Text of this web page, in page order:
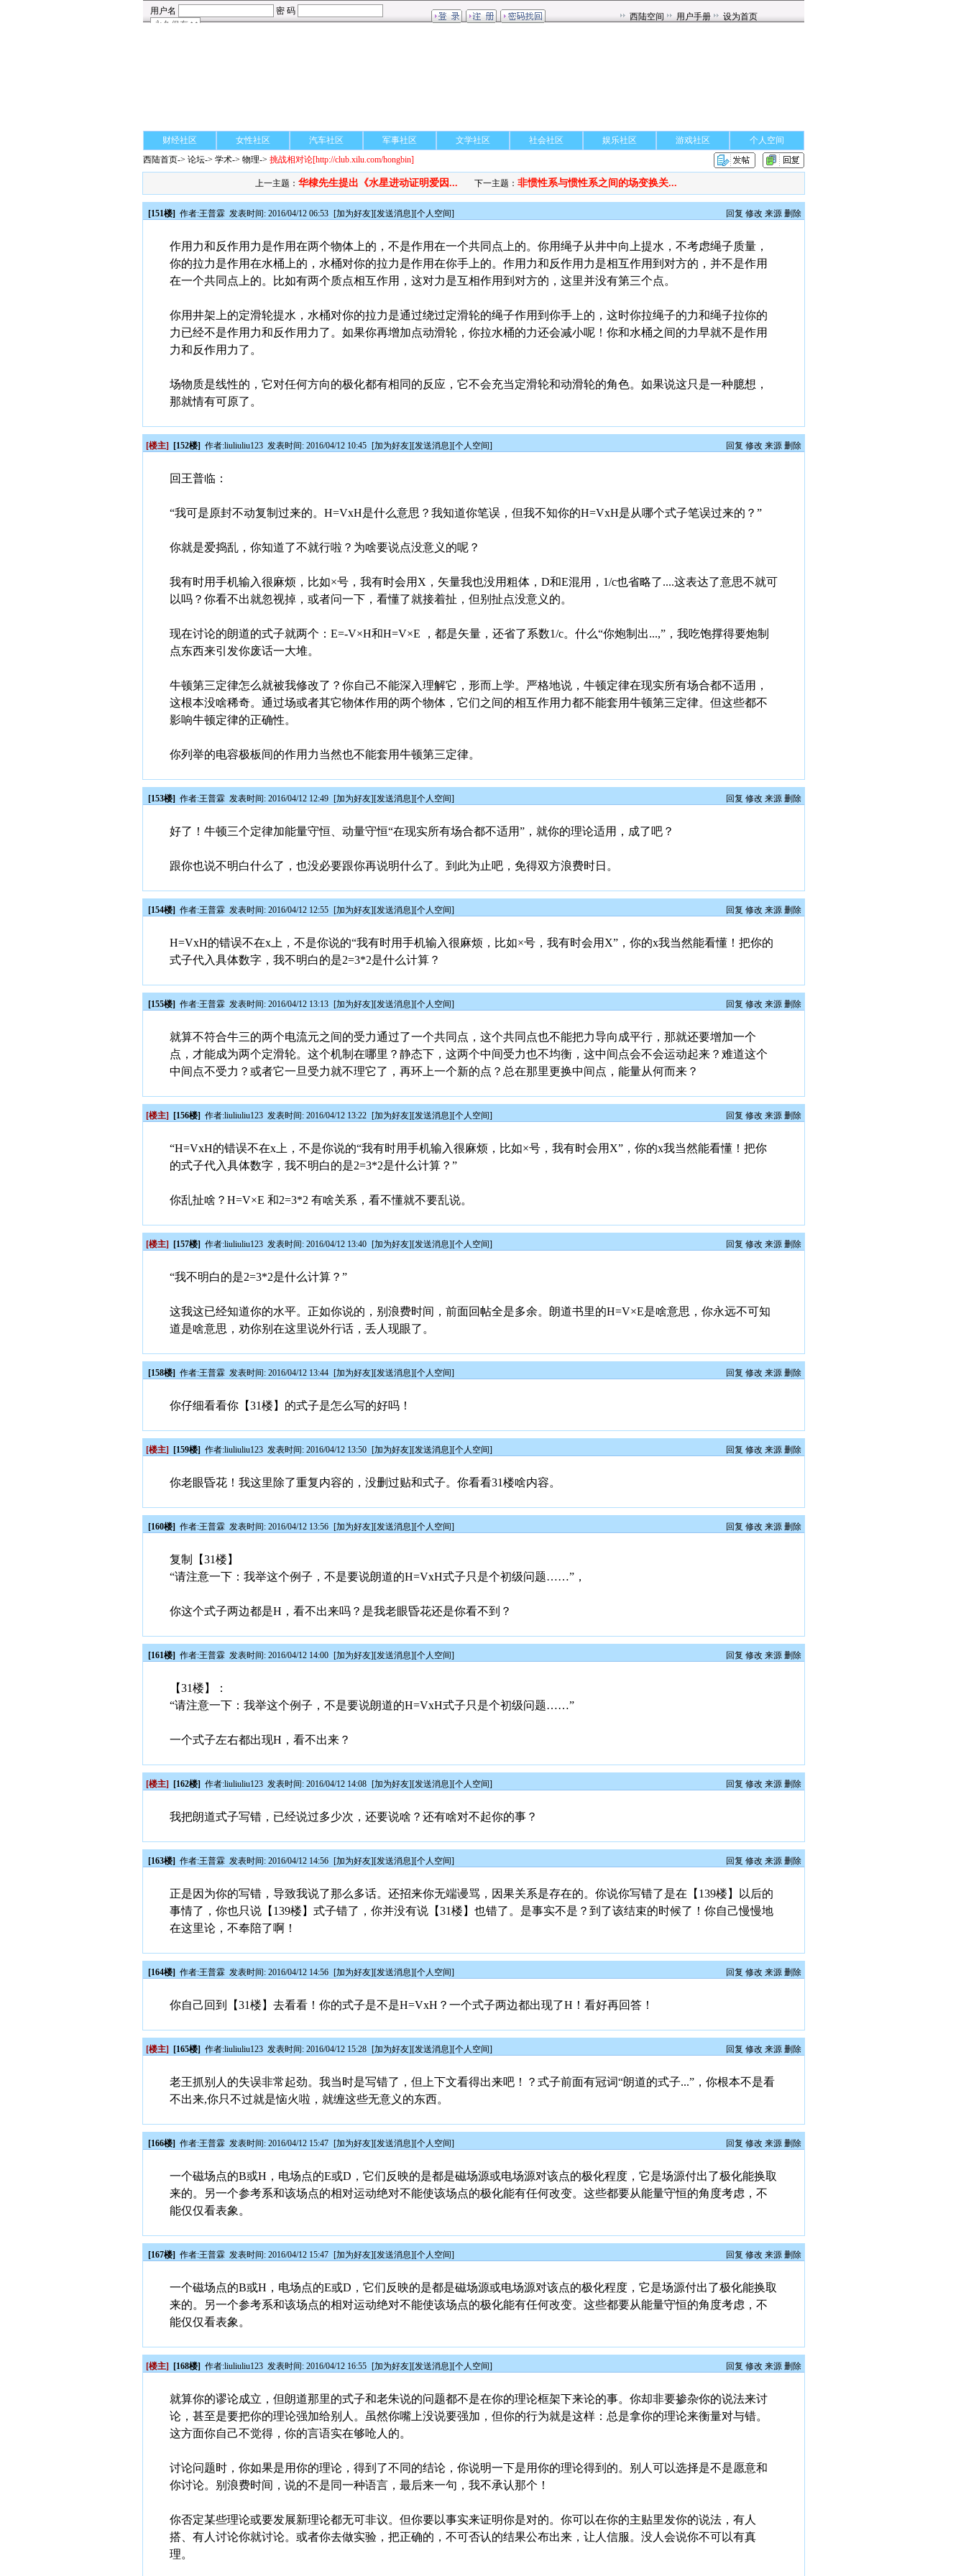
财经社区 女性社区 汽车社区 军事社区 文学社区 社会社区 娱乐社区 游戏社区
个人空间
西陆首页-> 论坛-> 学术-> 物理-> 挑战相对论[http://club.xilu.com/hongbin]
上一主题：华棣先生提出《水星进动证明爱因... 下一主题：非惯性系与惯性系之间的场变换关...
[151楼] 作者:王普霖 发表时间: 2016/04/12 06:53 [加为好友][发送消息][个人空间] 回复 修改 来源 删除
作用力和反作用力是作用在两个物体上的，不是作用在一个共同点上的。你用绳子从井中向上提水，不考虑绳子质量，
你的拉力是作用在水桶上的，水桶对你的拉力是作用在你手上的。作用力和反作用力是相互作用到对方的，并不是作用
在一个共同点上的。比如有两个质点相互作用，这对力是互相作用到对方的，这里并没有第三个点。
你用井架上的定滑轮提水，水桶对你的拉力是通过绕过定滑轮的绳子作用到你手上的，这时你拉绳子的力和绳子拉你的
力已经不是作用力和反作用力了。如果你再增加点动滑轮，你拉水桶的力还会减小呢！你和水桶之间的力早就不是作用
力和反作用力了。
场物质是线性的，它对任何方向的极化都有相同的反应，它不会充当定滑轮和动滑轮的角色。如果说这只是一种臆想，
那就情有可原了。
[楼主] [152楼] 作者:liuliuliu123 发表时间: 2016/04/12 10:45 [加为好友][发送消息][个人空间] 回复 修改 来源 删除
回王普临：
“我可是原封不动复制过来的。H=VxH是什么意思？我知道你笔误，但我不知你的H=VxH是从哪个式子笔误过来的？”
你就是爱捣乱，你知道了不就行啦？为啥要说点没意义的呢？
我有时用手机输入很麻烦，比如×号，我有时会用X，矢量我也没用粗体，D和E混用，1/c也省略了....这表达了意思不就可
以吗？你看不出就忽视掉，或者问一下，看懂了就接着扯，但别扯点没意义的。
现在讨论的朗道的式子就两个：E=-V×H和H=V×E ，都是矢量，还省了系数1/c。什么“你炮制出...,”，我吃饱撑得要炮制
点东西来引发你废话一大堆。
牛顿第三定律怎么就被我修改了？你自己不能深入理解它，形而上学。严格地说，牛顿定律在现实所有场合都不适用，
这根本没啥稀奇。通过场或者其它物体作用的两个物体，它们之间的相互作用力都不能套用牛顿第三定律。但这些都不
影响牛顿定律的正确性。
你列举的电容极板间的作用力当然也不能套用牛顿第三定律。
[153楼] 作者:王普霖 发表时间: 2016/04/12 12:49 [加为好友][发送消息][个人空间] 回复 修改 来源 删除
好了！牛顿三个定律加能量守恒、动量守恒“在现实所有场合都不适用”，就你的理论适用，成了吧？
跟你也说不明白什么了，也没必要跟你再说明什么了。到此为止吧，免得双方浪费时日。
[154楼] 作者:王普霖 发表时间: 2016/04/12 12:55 [加为好友][发送消息][个人空间] 回复 修改 来源 删除
H=VxH的错误不在x上，不是你说的“我有时用手机输入很麻烦，比如×号，我有时会用X”，你的x我当然能看懂！把你的
式子代入具体数字，我不明白的是2=3*2是什么计算？
[155楼] 作者:王普霖 发表时间: 2016/04/12 13:13 [加为好友][发送消息][个人空间] 回复 修改 来源 删除
就算不符合牛三的两个电流元之间的受力通过了一个共同点，这个共同点也不能把力导向成平行，那就还要增加一个
点，才能成为两个定滑轮。这个机制在哪里？静态下，这两个中间受力也不均衡，这中间点会不会运动起来？难道这个
中间点不受力？或者它一旦受力就不理它了，再环上一个新的点？总在那里更换中间点，能量从何而来？
[楼主] [156楼] 作者:liuliuliu123 发表时间: 2016/04/12 13:22 [加为好友][发送消息][个人空间] 回复 修改 来源 删除
“H=VxH的错误不在x上，不是你说的“我有时用手机输入很麻烦，比如×号，我有时会用X”，你的x我当然能看懂！把你
的式子代入具体数字，我不明白的是2=3*2是什么计算？”
你乱扯啥？H=V×E 和2=3*2 有啥关系，看不懂就不要乱说。
[楼主] [157楼] 作者:liuliuliu123 发表时间: 2016/04/12 13:40 [加为好友][发送消息][个人空间] 回复 修改 来源 删除
“我不明白的是2=3*2是什么计算？”
这我这已经知道你的水平。正如你说的，别浪费时间，前面回帖全是多余。朗道书里的H=V×E是啥意思，你永远不可知
道是啥意思，劝你别在这里说外行话，丢人现眼了。
[158楼] 作者:王普霖 发表时间: 2016/04/12 13:44 [加为好友][发送消息][个人空间] 回复 修改 来源 删除
你仔细看看你【31楼】的式子是怎么写的好吗！
[楼主] [159楼] 作者:liuliuliu123 发表时间: 2016/04/12 13:50 [加为好友][发送消息][个人空间] 回复 修改 来源 删除
你老眼昏花！我这里除了重复内容的，没删过贴和式子。你看看31楼啥内容。
[160楼] 作者:王普霖 发表时间: 2016/04/12 13:56 [加为好友][发送消息][个人空间] 回复 修改 来源 删除
复制【31楼】
“请注意一下：我举这个例子，不是要说朗道的H=VxH式子只是个初级问题……”，
你这个式子两边都是H，看不出来吗？是我老眼昏花还是你看不到？
[161楼] 作者:王普霖 发表时间: 2016/04/12 14:00 [加为好友][发送消息][个人空间] 回复 修改 来源 删除
【31楼】：
“请注意一下：我举这个例子，不是要说朗道的H=VxH式子只是个初级问题……”
一个式子左右都出现H，看不出来？
[楼主] [162楼] 作者:liuliuliu123 发表时间: 2016/04/12 14:08 [加为好友][发送消息][个人空间] 回复 修改 来源 删除
我把朗道式子写错，已经说过多少次，还要说啥？还有啥对不起你的事？
[163楼] 作者:王普霖 发表时间: 2016/04/12 14:56 [加为好友][发送消息][个人空间] 回复 修改 来源 删除
正是因为你的写错，导致我说了那么多话。还招来你无端谩骂，因果关系是存在的。你说你写错了是在【139楼】以后的
事情了，你也只说【139楼】式子错了，你并没有说【31楼】也错了。是事实不是？到了该结束的时候了！你自己慢慢地
在这里论，不奉陪了啊！
[164楼] 作者:王普霖 发表时间: 2016/04/12 14:56 [加为好友][发送消息][个人空间] 回复 修改 来源 删除
你自己回到【31楼】去看看！你的式子是不是H=VxH？一个式子两边都出现了H！看好再回答！
[楼主] [165楼] 作者:liuliuliu123 发表时间: 2016/04/12 15:28 [加为好友][发送消息][个人空间] 回复 修改 来源 删除
老王抓别人的失误非常起劲。我当时是写错了，但上下文看得出来吧！？式子前面有冠词“朗道的式子...”，你根本不是看
不出来,你只不过就是恼火啦，就缠这些无意义的东西。
[166楼] 作者:王普霖 发表时间: 2016/04/12 15:47 [加为好友][发送消息][个人空间] 回复 修改 来源 删除
一个磁场点的B或H，电场点的E或D，它们反映的是都是磁场源或电场源对该点的极化程度，它是场源付出了极化能换取
来的。另一个参考系和该场点的相对运动绝对不能使该场点的极化能有任何改变。这些都要从能量守恒的角度考虑，不
能仅仅看表象。
[167楼] 作者:王普霖 发表时间: 2016/04/12 15:47 [加为好友][发送消息][个人空间] 回复 修改 来源 删除
一个磁场点的B或H，电场点的E或D，它们反映的是都是磁场源或电场源对该点的极化程度，它是场源付出了极化能换取
来的。另一个参考系和该场点的相对运动绝对不能使该场点的极化能有任何改变。这些都要从能量守恒的角度考虑，不
能仅仅看表象。
[楼主] [168楼] 作者:liuliuliu123 发表时间: 2016/04/12 16:55 [加为好友][发送消息][个人空间] 回复 修改 来源 删除
就算你的谬论成立，但朗道那里的式子和老朱说的问题都不是在你的理论框架下来论的事。你却非要掺杂你的说法来讨
论，甚至是要把你的理论强加给别人。虽然你嘴上没说要强加，但你的行为就是这样：总是拿你的理论来衡量对与错。
这方面你自己不觉得，你的言语实在够呛人的。
讨论问题时，你如果是用你的理论，得到了不同的结论，你说明一下是用你的理论得到的。别人可以选择是不是愿意和
你讨论。别浪费时间，说的不是同一种语言，最后来一句，我不承认那个！
你否定某些理论或要发展新理论都无可非议。但你要以事实来证明你是对的。你可以在你的主贴里发你的说法，有人
搭、有人讨论你就讨论。或者你去做实验，把正确的，不可否认的结果公布出来，让人信服。没人会说你不可以有真
理。